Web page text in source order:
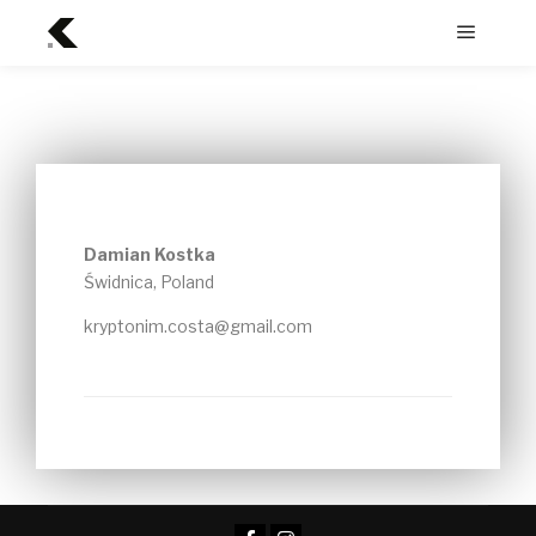
Damian Kostka
Świdnica, Poland
kryptonim.costa@gmail.com